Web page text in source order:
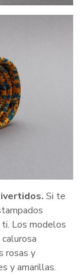
Si te
Los modelos
rosas y
y amarillas.